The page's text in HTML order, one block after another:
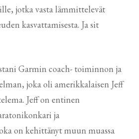
jotka vasta lämmittelevät
kasvattamisesta. Ja sit
Garmin coach- toiminnon ja
joka oli amerikkalaisen Jeff
Jeff on entinen
ja
on kehittänyt muun muassa